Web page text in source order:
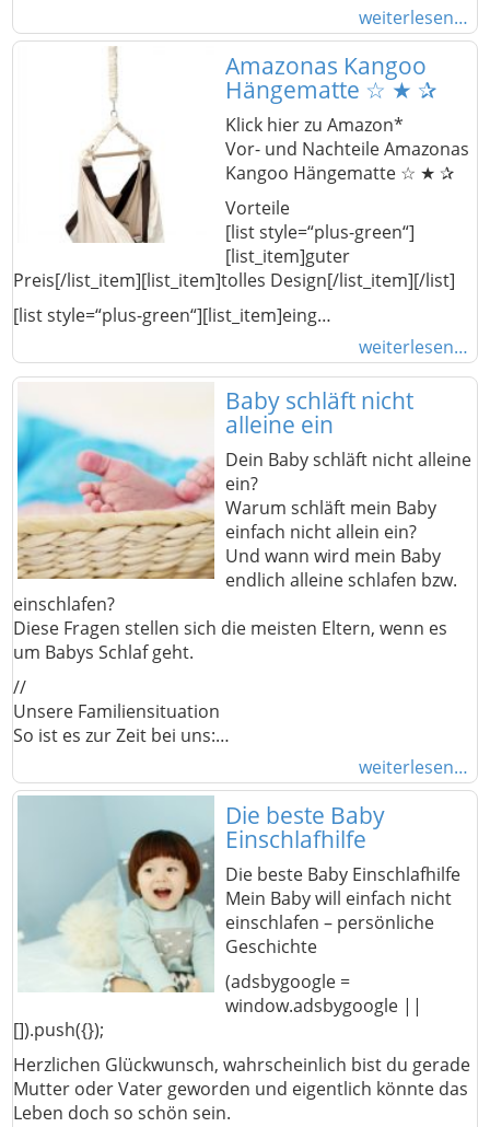
weiterlesen…
Amazonas Kangoo
Hängematte ☆ ★ ✰
Klick hier zu Amazon*
Vor- und Nachteile Amazonas
Kangoo Hängematte ☆ ★ ✰
Vorteile
[list style=“plus-green“]
[list_item]guter
Preis[/list_item][list_item]tolles Design[/list_item][/list]
[list style=“plus-green“][list_item]eing…
weiterlesen…
Baby schläft nicht
alleine ein
Dein Baby schläft nicht alleine
ein?
Warum schläft mein Baby
einfach nicht allein ein?
Und wann wird mein Baby
endlich alleine schlafen bzw.
einschlafen?
Diese Fragen stellen sich die meisten Eltern, wenn es
um Babys Schlaf geht.
//
Unsere Familiensituation
So ist es zur Zeit bei uns:…
weiterlesen…
Die beste Baby
Einschlafhilfe
Die beste Baby Einschlafhilfe
Mein Baby will einfach nicht
einschlafen – persönliche
Geschichte
(adsbygoogle =
window.adsbygoogle ||
[]).push({});
Herzlichen Glückwunsch, wahrscheinlich bist du gerade
Mutter oder Vater geworden und eigentlich könnte das
Leben doch so schön sein.